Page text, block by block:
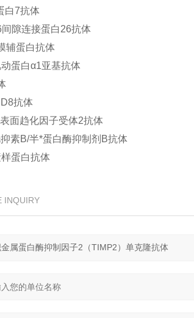
白7抗体
隙连接蛋白26抗体
辅蛋白抗体
蛋白α1亚基抗体
抗体
面趋化因子受体2抗体
素B/半*蛋白酶抑制剂B抗体
蛋白抗体
INQUIRY